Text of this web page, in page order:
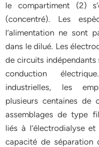
le compartiment (2)
(concentré). Les
l’alimentation ne sont
dans le dilué. Les
de circuits indépendants
conduction
industrielles, les
plusieurs centaines de
assemblages de type
liés à l’électrodialyse
capacité de séparation